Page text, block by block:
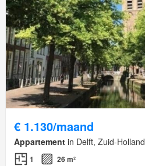
€ 1.130/maand
Appartement in Delft, Zuid-Holland
1
26 m²